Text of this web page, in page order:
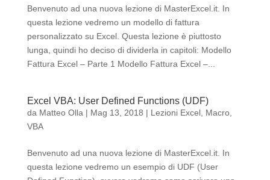
Benvenuto ad una nuova lezione di MasterExcel.it. In
questa lezione vedremo un modello di fattura
personalizzato su Excel. Questa lezione è piuttosto
lunga, quindi ho deciso di dividerla in capitoli: Modello
Fattura Excel – Parte 1 Modello Fattura Excel –...
Excel VBA: User Defined Functions (UDF)
da Matteo Olla | Mag 13, 2018 | Lezioni Excel, Macro,
VBA
Benvenuto ad una nuova lezione di MasterExcel.it. In
questa lezione vedremo un esempio di UDF (User